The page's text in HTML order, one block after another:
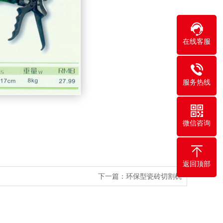
下一篇： 环保型瓷砖切割机
在线客服
服务热线
微信咨询
返回顶部